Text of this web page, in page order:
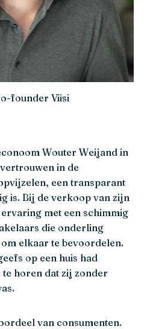
founder Viisi
Wouter Weijand in
in de
een transparant
is. Bij de verkoop van zijn
met een schimmig
die onderling
elkaar te bevoordelen.
op een huis had
horen dat zij zonder
van consumenten.